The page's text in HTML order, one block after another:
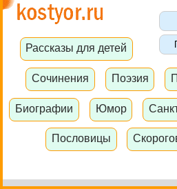
Рассказы для детей
Сочинения Поэзия
Биографии Юмор
Пословицы